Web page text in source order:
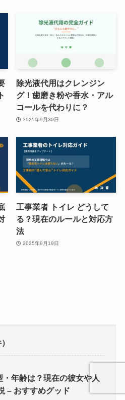
除光液代用はクレンジン
グ！歯磨き粉や香水・アル
コールを代わりに？
2025年9月30日
工事業者 トイレ どうして
る？現在のルールと対応方
法
2025年9月19日
年齢は？現在の彼女や人
– おすすめグッド